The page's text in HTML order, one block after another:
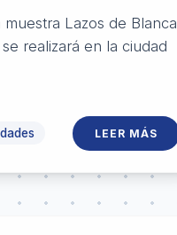
Lazos de Blanca
realizará en la ciudad
LEER MÁS